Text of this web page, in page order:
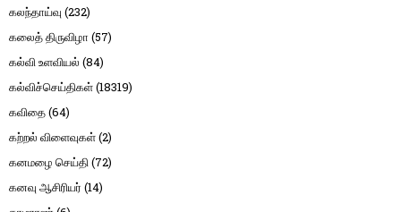
கலந்தாய்வு (232)
கலைத் திருவிழா (57)
கல்வி உளவியல் (84)
கல்விச்செய்திகள்(18319)
கவிதை(64)
கற்றல் விளைவுகள்(2)
கனமழை செய்தி(72)
கனவு ஆசிரியர் (14)